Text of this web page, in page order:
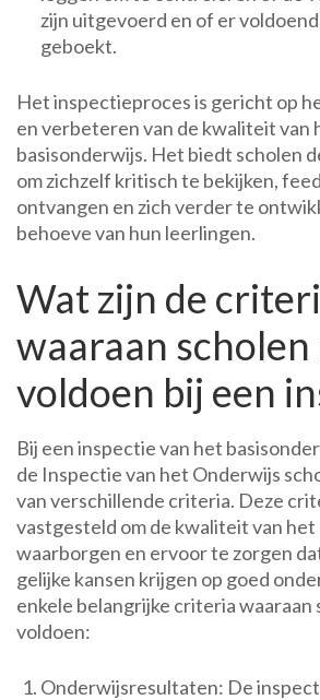
zijn uitgevoerd en of er
geboekt.
Het inspectieproces is gericht op
en verbeteren van de kwaliteit van
basisonderwijs. Het biedt scholen
om zichzelf kritisch te bekijken,
ontvangen en zich verder te
behoeve van hun leerlingen.
Wat zijn de
waaraan
voldoen bij een
Bij een inspectie van het
de Inspectie van het Onderwijs
van verschillende criteria. Deze
vastgesteld om de kwaliteit van
waarborgen en ervoor te zorgen
gelijke kansen krijgen op goed
enkele belangrijke criteria waaraan
voldoen:
Onderwijsresultaten: De